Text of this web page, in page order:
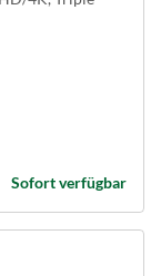
Sofort verfügbar